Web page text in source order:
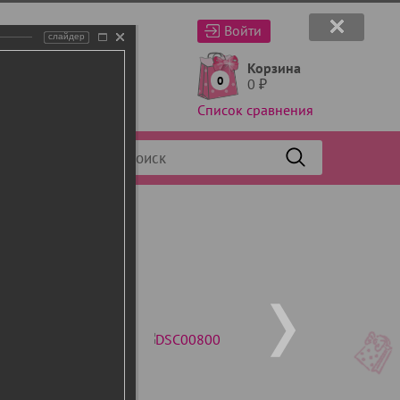
Войти
0
Корзина
0 ₽
Список сравнения
слайдер